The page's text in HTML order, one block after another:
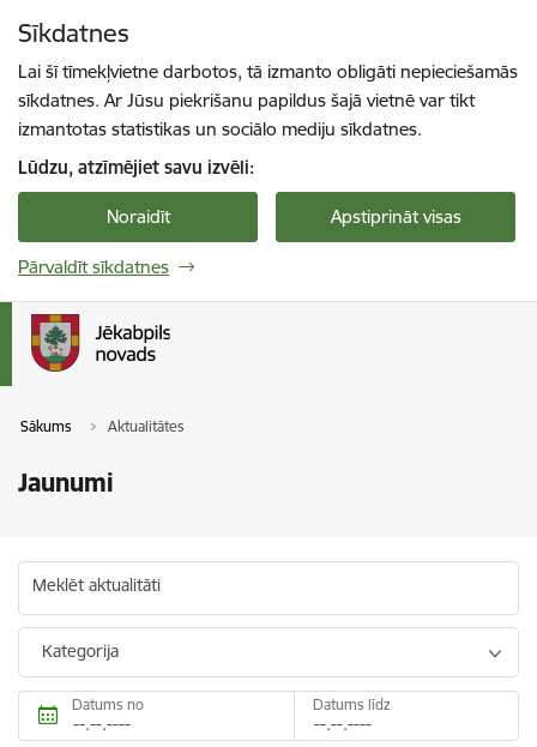
Sīkdatnes
Lai šī tīmekļvietne darbotos, tā izmanto obligāti nepieciešamās
sīkdatnes. Ar Jūsu piekrišanu papildus šajā vietnē var tikt
izmantotas statistikas un sociālo mediju sīkdatnes.
Lūdzu, atzīmējiet savu izvēli:
Noraidīt Apstiprināt visas
Pārvaldīt sīkdatnes
Sākums Aktualitātes
Jaunumi
Meklēt aktualitāti
Kategorija
Datums no Datums līdz